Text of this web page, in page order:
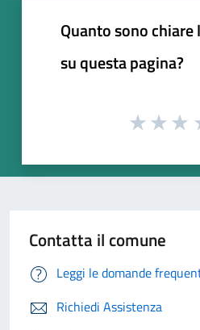
Quanto sono
su questa pagina?
Contatta il comune
Leggi le domande
Richiedi Assistenza